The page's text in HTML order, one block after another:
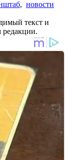
, новости
текст и
редакции.